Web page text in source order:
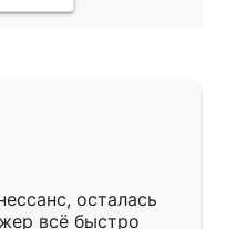
осталась
всё быстро